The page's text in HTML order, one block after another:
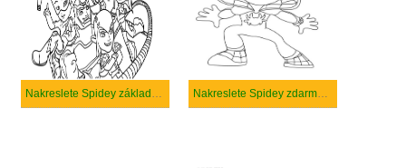
Nakreslete Spidey základní u dětí Nakreslete Spidey zdarma snadný